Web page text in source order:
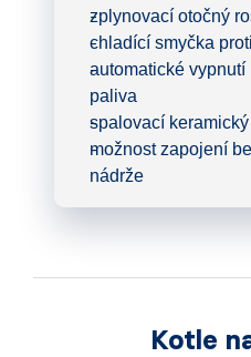
zplynovací otočný
chladící smyčka
automatické
paliva
spalovací
možnost zapojení
nádrže
Kotle